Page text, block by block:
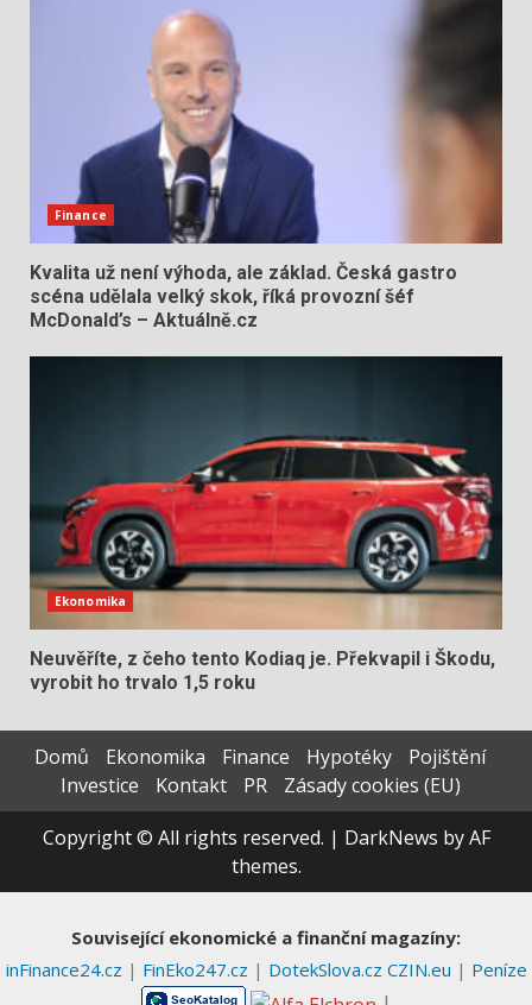
Finance
Kvalita už není výhoda, ale základ. Česká gastro
scéna udělala velký skok, říká provozní šéf
McDonald’s – Aktuálně.cz
Ekonomika
Neuvěříte, z čeho tento Kodiaq je. Překvapil i Škodu,
vyrobit ho trvalo 1,5 roku
Domů Ekonomika Finance Hypotéky
Pojištění
Investice
Kontakt PR
Zásady cookies (EU)
Copyright © All rights reserved. | DarkNews by AF
themes.
Související ekonomické a finanční magazíny:
inFinance24.cz | FinEko247.cz | DotekSlova.cz CZIN.eu | Peníze